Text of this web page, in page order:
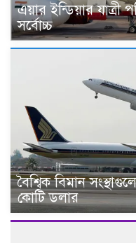
এয়ার ইন্ডিয়ার যাত্রী
সর্বোচ্চ
বৈশ্বিক বিমান
কোটি ডলার